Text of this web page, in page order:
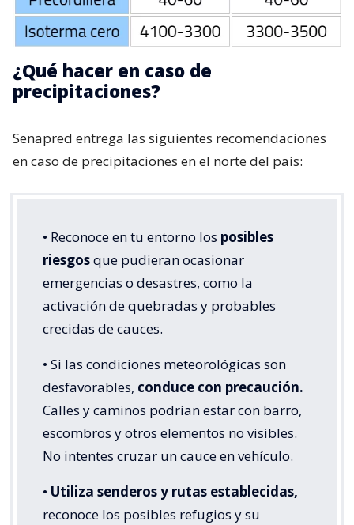
¿Qué hacer en caso de
precipitaciones?
Senapred entrega las siguientes recomendaciones
en caso de precipitaciones en el norte del país:
• Reconoce en tu entorno los posibles
riesgosque pudieran ocasionar
emergencias o desastres, como la
activación de quebradas y probables
crecidas de cauces.
• Si las condiciones meteorológicas son
desfavorables, conduce con precaución.
Calles y caminos podrían estar con barro,
escombros y otros elementos no visibles.
No intentes cruzar un cauce en vehículo.
• Utiliza senderos y rutas establecidas,
reconoce los posibles refugios y su